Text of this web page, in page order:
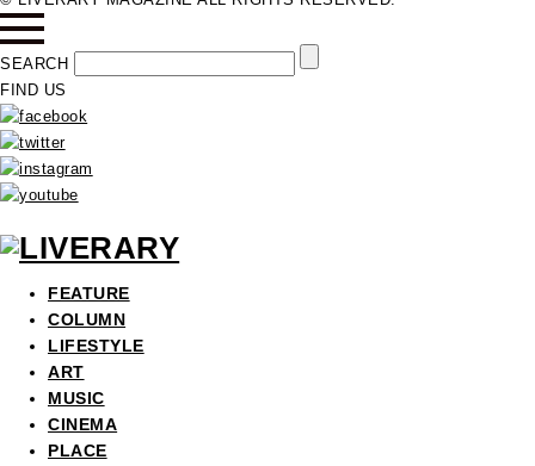
SEARCH
FIND US
FEATURE
COLUMN
LIFESTYLE
ART
MUSIC
CINEMA
PLACE